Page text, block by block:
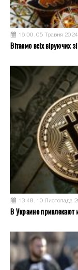
16:00, 05 Травня 2024
Вітаємо всіх віруючих
13:48, 10 Листопада
В Украине привлекают